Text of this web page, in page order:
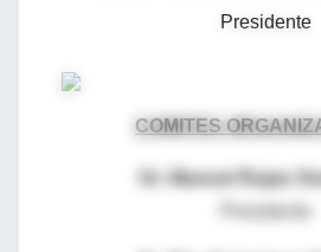
Presidente
COMITES
Dr. Manuel Rojas